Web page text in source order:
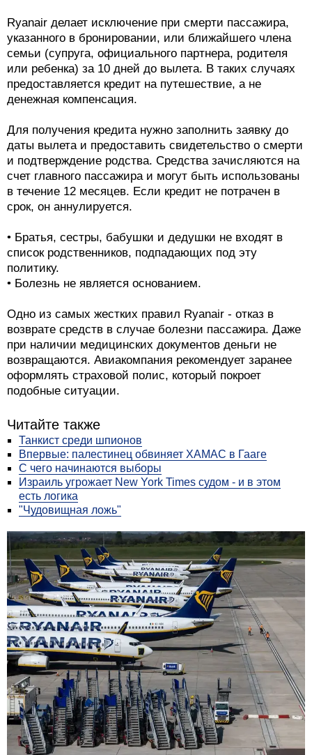
Ryanair делает исключение при смерти пассажира,
указанного в бронировании, или ближайшего члена
семьи (супруга, официального партнера, родителя
или ребенка) за 10 дней до вылета. В таких случаях
предоставляется кредит на путешествие, а не
денежная компенсация.
Для получения кредита нужно заполнить заявку до
даты вылета и предоставить свидетельство о смерти
и подтверждение родства. Средства зачисляются на
счет главного пассажира и могут быть использованы
в течение 12 месяцев. Если кредит не потрачен в
срок, он аннулируется.
• Братья, сестры, бабушки и дедушки не входят в
список родственников, подпадающих под эту
политику.
• Болезнь не является основанием.
Одно из самых жестких правил Ryanair - отказ в
возврате средств в случае болезни пассажира. Даже
при наличии медицинских документов деньги не
возвращаются. Авиакомпания рекомендует заранее
оформлять страховой полис, который покроет
подобные ситуации.
Читайте также
Танкист среди шпионов
Впервые: палестинец обвиняет ХАМАС в Гааге
С чего начинаются выборы
Израиль угрожает New York Times судом - и в этом
есть логика
"Чудовищная ложь"